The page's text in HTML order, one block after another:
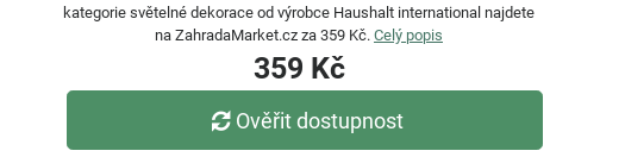
kategorie světelné dekorace od výrobce Haushalt international najdete
na ZahradaMarket.cz za 359 Kč. Celý popis
359 Kč
Ověřit dostupnost